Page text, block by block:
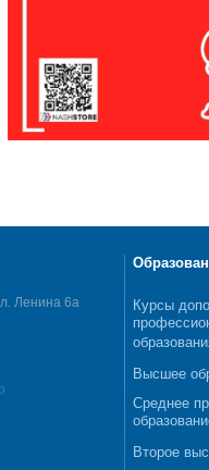
Ленина 6а
Курсы
Высшее
Среднее
Второе